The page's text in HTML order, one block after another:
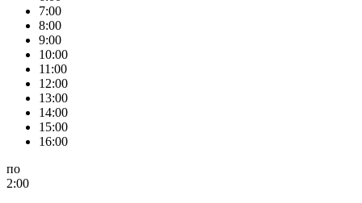
7:00
8:00
9:00
10:00
11:00
12:00
13:00
14:00
15:00
16:00
по
2:00